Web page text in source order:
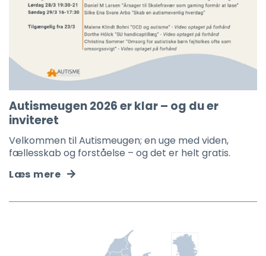
Autismeugen 2026 er klar – og du er
inviteret
Velkommen til Autismeugen; en uge med viden,
fællesskab og forståelse – og det er helt gratis.
Læs mere